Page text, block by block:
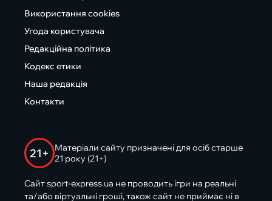
Використання cookies
Угода користувача
Редакційна політика
Кодекс етики
Наша редакція
Контакти
21+
Матеріали сайту призначені для осіб старше
21 року (21+)
Сайт sport-express.ua не проводить ігри на реальні
та/або віртуальні гроші, також сайт не приймає ні в